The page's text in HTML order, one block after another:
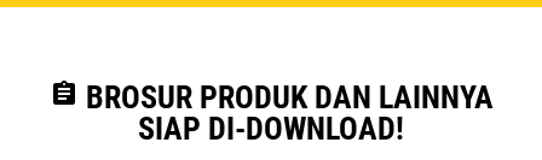
assignment BROSUR PRODUK DAN LAINNYA
SIAP DI-DOWNLOAD!